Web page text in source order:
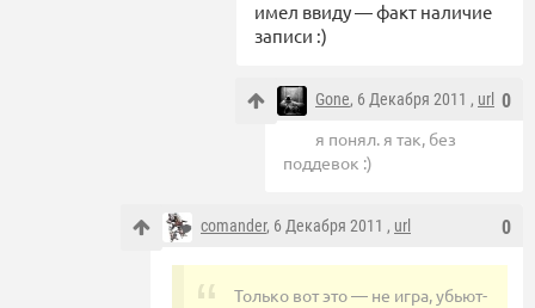
имел ввиду — факт наличие
записи :)
0
Gone, 6 Декабря 2011 , url
я понял. я так, без
поддевок :)
0
comander, 6 Декабря 2011 , url
Только вот это — не игра, убьют-